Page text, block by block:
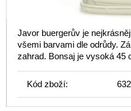
Javor buergerův je
všemi barvami dle odrůdy.
zahrad. Bonsaj je vysoká 45
Kód zboží: 632